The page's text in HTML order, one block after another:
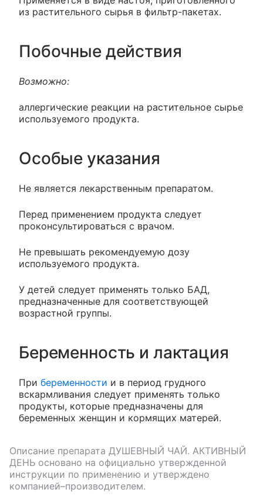
из растительного сырья в фильтр-пакетах.
Побочные действия
Возможно:
аллергические реакции на растительное сырье
используемого продукта.
Особые указания
Не является лекарственным препаратом.
Перед применением продукта следует
проконсультироваться с врачом.
Не превышать рекомендуемую дозу
используемого продукта.
У детей следует применять только БАД,
предназначенные для соответствующей
возрастной группы.
Беременность и лактация
При беременности и в период грудного
вскармливания следует применять только
продукты, которые предназначены для
беременных женщин и кормящих матерей.
Описание препарата ДУШЕВНЫЙ ЧАЙ. АКТИВНЫЙ
ДЕНЬ основано на официально утвержденной
инструкции по применению и утверждено
компанией–производителем.